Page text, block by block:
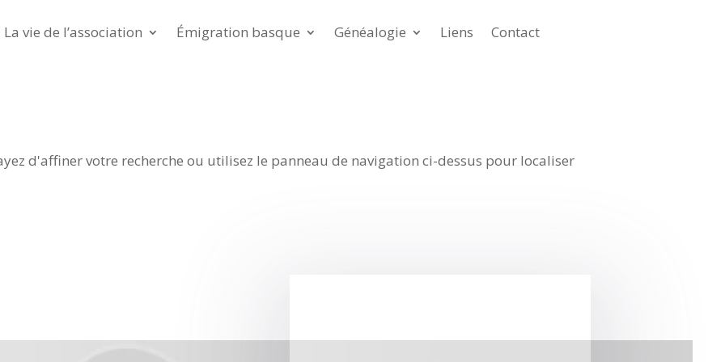
La vie de l’association Émigration basque Généalogie Liens Contact
d'affiner votre recherche ou utilisez le panneau de navigation ci-dessus pour localiser